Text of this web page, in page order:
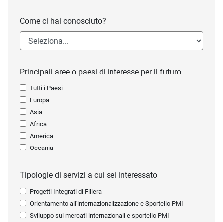
Come ci hai conosciuto?
Principali aree o paesi di interesse per il futuro
Tutti i Paesi
Europa
Asia
Africa
America
Oceania
Tipologie di servizi a cui sei interessato
Progetti Integrati di Filiera
Orientamento all'internazionalizzazione e Sportello PMI
Sviluppo sui mercati internazionali e sportello PMI